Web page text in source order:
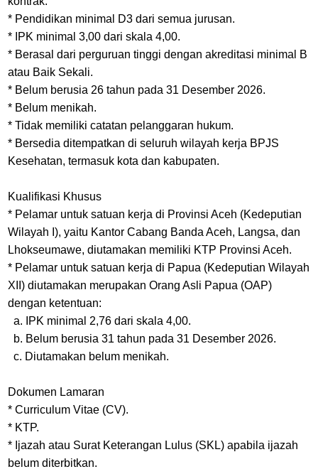
* Pendidikan minimal D3 dari semua jurusan.
* IPK minimal 3,00 dari skala 4,00.
* Berasal dari perguruan tinggi dengan akreditasi minimal B
atau Baik Sekali.
* Belum berusia 26 tahun pada 31 Desember 2026.
* Belum menikah.
* Tidak memiliki catatan pelanggaran hukum.
* Bersedia ditempatkan di seluruh wilayah kerja BPJS
Kesehatan, termasuk kota dan kabupaten.
Kualifikasi Khusus
* Pelamar untuk satuan kerja di Provinsi Aceh (Kedeputian
Wilayah I), yaitu Kantor Cabang Banda Aceh, Langsa, dan
Lhokseumawe, diutamakan memiliki KTP Provinsi Aceh.
* Pelamar untuk satuan kerja di Papua (Kedeputian Wilayah
XII) diutamakan merupakan Orang Asli Papua (OAP)
dengan ketentuan:
a. IPK minimal 2,76 dari skala 4,00.
b. Belum berusia 31 tahun pada 31 Desember 2026.
c. Diutamakan belum menikah.
Dokumen Lamaran
* Curriculum Vitae (CV).
* KTP.
* Ijazah atau Surat Keterangan Lulus (SKL) apabila ijazah
belum diterbitkan.